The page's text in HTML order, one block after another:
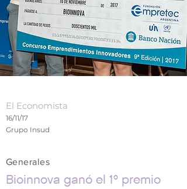
El Economista
16/11/17
Grupo Insud
Generales
Bioinnova ganó el 1º premio